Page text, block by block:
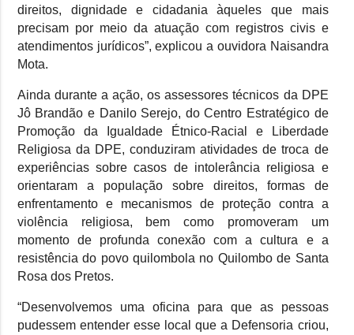
direitos, dignidade e cidadania àqueles que mais
precisam por meio da atuação com registros civis e
atendimentos jurídicos”, explicou a ouvidora Naisandra
Mota.
Ainda durante a ação, os assessores técnicos da DPE
Jô Brandão e Danilo Serejo, do Centro Estratégico de
Promoção da Igualdade Étnico-Racial e Liberdade
Religiosa da DPE, conduziram atividades de troca de
experiências sobre casos de intolerância religiosa e
orientaram a população sobre direitos, formas de
enfrentamento e mecanismos de proteção contra a
violência religiosa, bem como promoveram um
momento de profunda conexão com a cultura e a
resistência do povo quilombola no Quilombo de Santa
Rosa dos Pretos.
“Desenvolvemos uma oficina para que as pessoas
pudessem entender esse local que a Defensoria criou,